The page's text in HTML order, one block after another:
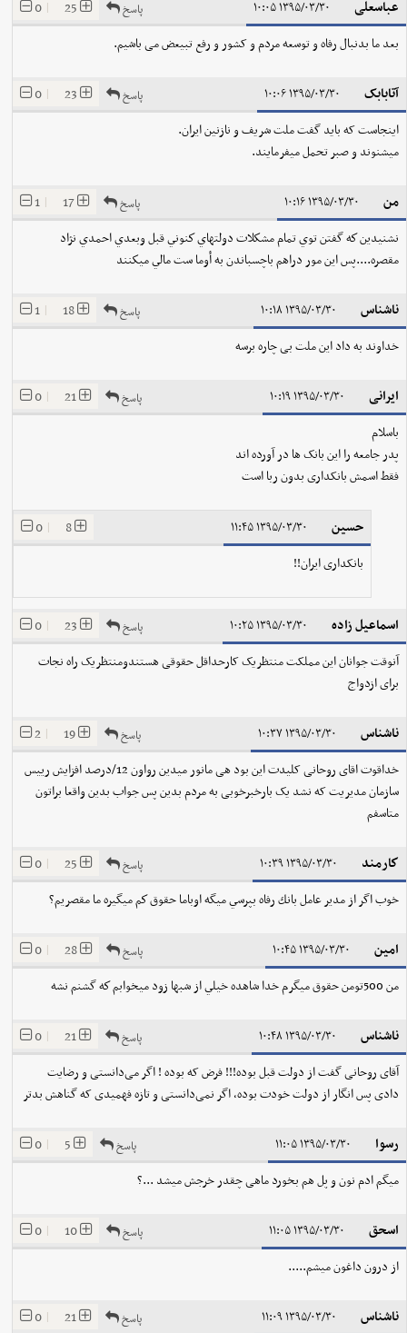
عباسعلی ۱۳۹۵/۰۳/۳۰ ۱۰:۰۵ 25
|
0 پاسخ
بعد ما بدنبال رفاه و توسعه مردم و کشور و رفع تبیعض می باشیم.
آتابابک ۱۳۹۵/۰۳/۳۰ ۱۰:۰۶ 23
|
0 پاسخ
اینجاست که باید گفت ملت شریف و نازنین ایران.
میشنوند و صبر تحمل میفرمایند.
من ۱۳۹۵/۰۳/۳۰ ۱۰:۱۶ 17
|
1 پاسخ
نشنيدين كه گفتن توي تمام مشكلات دولتهاي كنوني قبل وبعدي احمدي نژاد
مقصره....پس اين مور دراهم باچسباندن به أوما ست مالي ميكنند
ناشناس ۱۳۹۵/۰۳/۳۰ ۱۰:۱۸ 18
|
1 پاسخ
خداوند به داد این ملت بی چاره برسه
ایرانی ۱۳۹۵/۰۳/۳۰ ۱۰:۱۹ 21
|
0 پاسخ
باسلام
پدر جامعه را این بانک ها در آورده اند
فقط اسمش بانکداری بدون ربا است
حسین ۱۳۹۵/۰۳/۳۰ ۱۱:۴۵ 8
|
0
بانکداری ایران!!
اسماعیل زاده ۱۳۹۵/۰۳/۳۰ ۱۰:۲۵ 23
|
0 پاسخ
آنوقت جوانان این مملکت منتظریک کارحداقل حقوقی هستندومنتظریک راه نجات
برای ازدواج
ناشناس ۱۳۹۵/۰۳/۳۰ ۱۰:۳۷ 19
|
2 پاسخ
خداقوت اقای روحانی کلیدت این بود هی مانور میدین رواون 12/درصد افزایش رییس
سازمان مدیریت که نشد یک بارخبرخوبی به مردم بدین پس جواب بدین واقعا براتون
متاسفم
كارمند ۱۳۹۵/۰۳/۳۰ ۱۰:۳۹ 25
|
0 پاسخ
خوب اگر از مدير عامل بانك رفاه بپرسي ميگه اوباما حقوق كم ميگيره ما مقصريم؟
امين ۱۳۹۵/۰۳/۳۰ ۱۰:۴۵ 28
|
0 پاسخ
من 500تومن حقوق ميگرم خدا شاهده خيلي از شبها زود ميخوابم كه گشنم نشه
ناشناس ۱۳۹۵/۰۳/۳۰ ۱۰:۴۸ 21
|
0 پاسخ
آقای روحانی گفت از دولت قبل بوده!!! فرض که بوده ! اگر می‌دانستی و رضایت
دادی پس انگار از دولت خودت بوده، اگر نمی‌دانستی و تازه فهمیدی که گناهش بدتر
رسوا ۱۳۹۵/۰۳/۳۰ ۱۱:۰۵ 5
|
0 پاسخ
میگم ادم نون و پل هم بخورد ماهی چقدر خرجش میشد ...؟
اسحق ۱۳۹۵/۰۳/۳۰ ۱۱:۰۵ 10
|
0 پاسخ
از درون داغون میشم.....
ناشناس ۱۳۹۵/۰۳/۳۰ ۱۱:۰۹ 21
|
0 پاسخ